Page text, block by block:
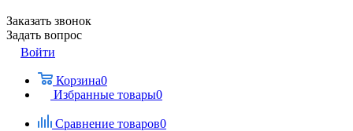
Заказать звонок
Задать вопрос
Войти
Корзина0
Избранные товары0
Сравнение товаров0